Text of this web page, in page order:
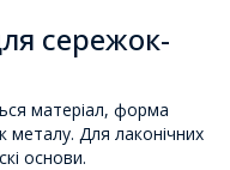
сережок-
матеріал, форма
металу. Для лаконічних
основи.